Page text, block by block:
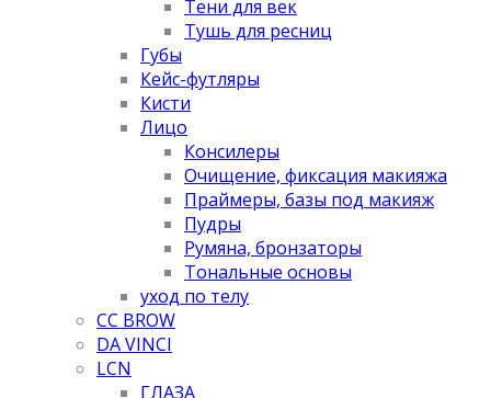
Тени для век
Тушь для ресниц
Губы
Кейс-футляры
Кисти
Лицо
Консилеры
Очищение, фиксация макияжа
Праймеры, базы под макияж
Пудры
Румяна, бронзаторы
Тональные основы
уход по телу
CC BROW
DA VINCI
LCN
ГЛАЗА